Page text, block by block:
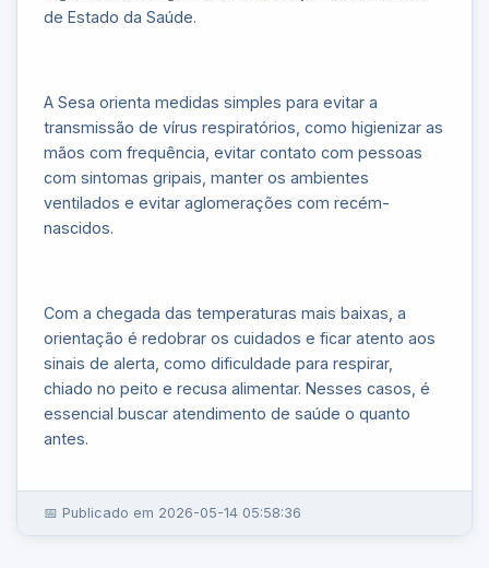
de Estado da Saúde.
A Sesa orienta medidas simples para evitar a
transmissão de vírus respiratórios, como higienizar as
mãos com frequência, evitar contato com pessoas
com sintomas gripais, manter os ambientes
ventilados e evitar aglomerações com recém-
nascidos.
Com a chegada das temperaturas mais baixas, a
orientação é redobrar os cuidados e ficar atento aos
sinais de alerta, como dificuldade para respirar,
chiado no peito e recusa alimentar. Nesses casos, é
essencial buscar atendimento de saúde o quanto
antes.
📅 Publicado em 2026-05-14 05:58:36